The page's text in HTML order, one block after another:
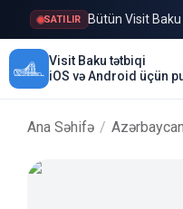
SATILIR Bütün Visit Baku
Visit Baku tətbiqi
iOS və Android üçün
Ana Səhifə /